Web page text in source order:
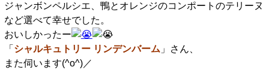
ジャンボンペルシエ、鴨とオレンジのコンポートのテリーヌ
など選べて幸せでした。
おいしかったー
「 シャルキュトリー リンデンバーム 」さん、
また伺います(^o^)／